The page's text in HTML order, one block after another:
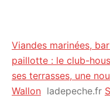
Viandes marinées,
paillotte : le club-
ses terrasses, une
Wallon ladepeche.fr